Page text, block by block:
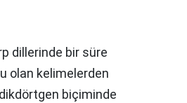
dillerinde bir süre
olan kelimelerden
biçiminde